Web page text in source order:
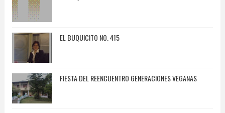
EL BUQUICITO NO. 415
FIESTA DEL REENCUENTRO GENERACIONES VEGANAS